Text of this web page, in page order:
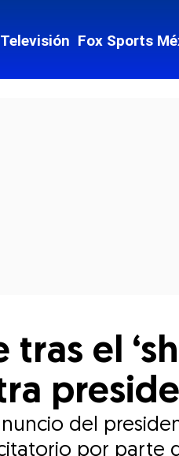
Televisión Fox Sports
el
del
por parte